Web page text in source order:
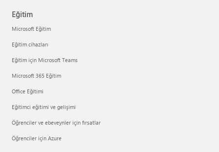
Eğitim
Microsoft Eğitim
Eğitim cihazları
Eğitim için Microsoft Teams
Microsoft 365 Eğitim
Office Eğitimi
Eğitimci eğitimi ve gelişimi
Öğrenciler ve ebeveynler için fırsatlar
Öğrenciler için Azure